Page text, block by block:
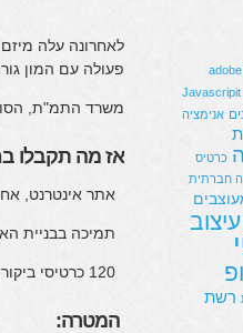
לאחרונה עלה
פעולה עם המון
משרד התמ"ת,
אז מה תקבלו
אתר אינטרנט,
תמיכה בבניית
המטרה:
adobe
Javascripit
אנימציה
כרטיס
חברתית
עיצוב
רשת